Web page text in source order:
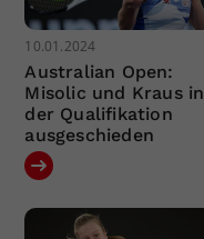
10.01.2024
Australian Open:
Misolic und Kraus in
der Qualifikation
ausgeschieden